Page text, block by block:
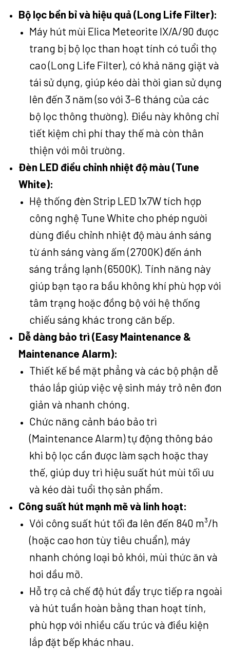
Bộ lọc bền bỉ và hiệu quả (Long Life Filter):
Máy hút mùi Elica Meteorite IX/A/90 được
trang bị bộ lọc than hoạt tính có tuổi thọ
cao (Long Life Filter), có khả năng giặt và
tái sử dụng, giúp kéo dài thời gian sử dụng
lên đến 3 năm (so với 3-6 tháng của các
bộ lọc thông thường). Điều này không chỉ
tiết kiệm chi phí thay thế mà còn thân
thiện với môi trường.
Đèn LED điều chỉnh nhiệt độ màu (Tune
White):
Hệ thống đèn Strip LED 1x7W tích hợp
công nghệ Tune White cho phép người
dùng điều chỉnh nhiệt độ màu ánh sáng
từ ánh sáng vàng ấm (2700K) đến ánh
sáng trắng lạnh (6500K). Tính năng này
giúp bạn tạo ra bầu không khí phù hợp với
tâm trạng hoặc đồng bộ với hệ thống
chiếu sáng khác trong căn bếp.
Dễ dàng bảo trì (Easy Maintenance &
Maintenance Alarm):
Thiết kế bề mặt phẳng và các bộ phận dễ
tháo lắp giúp việc vệ sinh máy trở nên đơn
giản và nhanh chóng.
Chức năng cảnh báo bảo trì
(Maintenance Alarm) tự động thông báo
khi bộ lọc cần được làm sạch hoặc thay
thế, giúp duy trì hiệu suất hút mùi tối ưu
và kéo dài tuổi thọ sản phẩm.
Công suất hút mạnh mẽ và linh hoạt:
Với công suất hút tối đa lên đến 840 m³/h
(hoặc cao hơn tùy tiêu chuẩn), máy
nhanh chóng loại bỏ khói, mùi thức ăn và
hơi dầu mỡ.
Hỗ trợ cả chế độ hút đẩy trực tiếp ra ngoài
và hút tuần hoàn bằng than hoạt tính,
phù hợp với nhiều cấu trúc và điều kiện
lắp đặt bếp khác nhau.